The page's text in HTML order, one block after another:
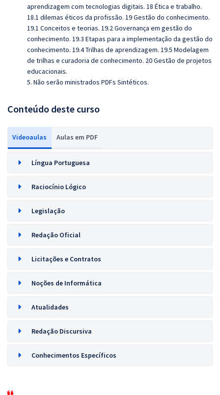
aprendizagem com tecnologias digitais. 18 Ética e trabalho.
18.1 dilemas éticos da profissão. 19 Gestão do conhecimento.
19.1 Conceitos e teorias. 19.2 Governança em gestão do
conhecimento. 19.3 Etapas para a implementação da gestão do
conhecimento. 19.4 Trilhas de aprendizagem. 19.5 Modelagem
de trilhas e curadoria de conhecimento. 20 Gestão de projetos
educacionais.
5. Não serão ministrados PDFs Sintéticos.
Conteúdo deste curso
Videoaulas Aulas em PDF
Língua Portuguesa
Raciocínio Lógico
Legislação
Redação Oficial
Licitações e Contratos
Noções de Informática
Atualidades
Redação Discursiva
Conhecimentos Específicos